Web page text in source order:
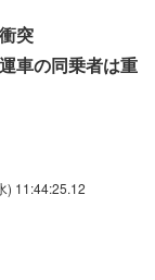
突
車の同乗者は重
) 11:44:25.12